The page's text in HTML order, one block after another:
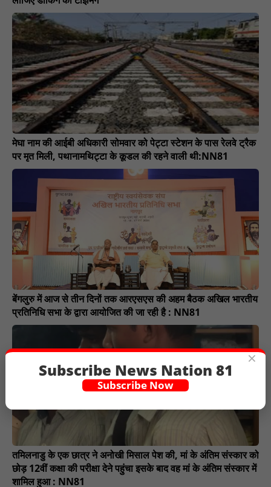
मेघा नाम की आईबी अधिकारी सोमवार को पेट्टा स्टेशन के पास रेलवे ट्रैक
पर मृत मिली, पथानामथिट्टा के कूडल की रहने वाली थी:NN81
बेंगलुरु में आज से तीन दिनों तक आरएसएस की अहम बैठक अखिल भारतीय
प्रतिनिधि सभा के द्वारा आयोजित की जा रही है : NN81
तमिलनाडु के एक छात्र ने अनोखी मिसाल पेश की, मां के अंतिम संस्कार को
छोड़ 12वीं कक्षा की परीक्षा देने पहुंचा इसके बाद वह मां के अंतिम संस्कार में
शामिल हुआ : NN81
×
Subscribe News Nation 81
Subscribe Now